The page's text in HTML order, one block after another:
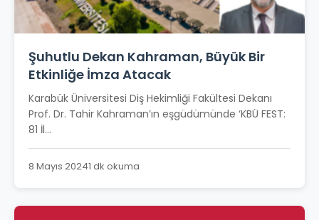
Şuhutlu Dekan Kahraman, Büyük Bir
Etkinliğe İmza Atacak
Karabük Üniversitesi Diş Hekimliği Fakültesi Dekanı
Prof. Dr. Tahir Kahraman’ın eşgüdümünde ‘KBÜ FEST:
81 İl...
8 Mayıs 20241 dk okuma